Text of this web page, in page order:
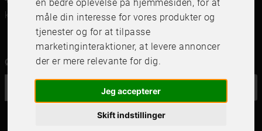
en bedre oplevelse på hjemmesiden, for at
måle din interesse for vores produkter og
tjenester og for at tilpasse
marketinginteraktioner,at levere annoncer
der er mere relevante for dig.
Jeg accepterer
Skift indstillinger
kundservice@frameit.se
Ønsker du vores nyhedsbrev?